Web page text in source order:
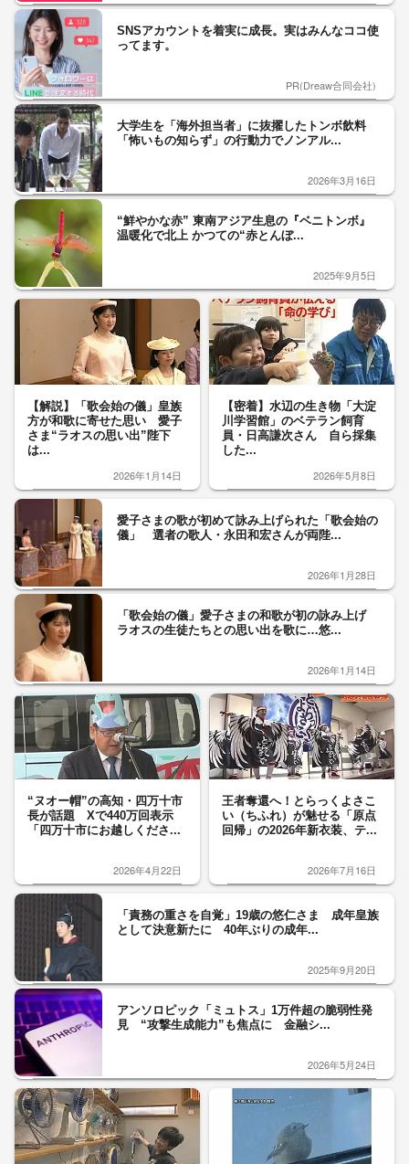
SNSアカウントを着実に成長。実はみんなココ使
ってます。
PR(Dreaw合同会社)
大学生を「海外担当者」に抜擢したトンボ飲料
「怖いもの知らず」の行動力でノンアル...
2026年3月16日
“鮮やかな赤” 東南アジア生息の『ベニトンボ』
温暖化で北上 かつての“赤とんぼ...
2025年9月5日
【解説】「歌会始の儀」皇族
方が和歌に寄せた思い 愛子
さま“ラオスの思い出”陛下
は...
2026年1月14日
【密着】水辺の生き物「大淀
川学習館」のベテラン飼育
員・日高謙次さん 自ら採集
した...
2026年5月8日
愛子さまの歌が初めて詠み上げられた「歌会始の
儀」 選者の歌人・永田和宏さんが両陛...
2026年1月28日
「歌会始の儀」愛子さまの和歌が初の詠み上げ
ラオスの生徒たちとの思い出を歌に…悠...
2026年1月14日
“ヌオー帽”の高知・四万十市
長が話題 Xで440万回表示
「四万十市にお越しくださ...
2026年4月22日
王者奪還へ！とらっくよさこ
い（ちふれ）が魅せる「原点
回帰」の2026年新衣装、テ...
2026年7月16日
「責務の重さを自覚」19歳の悠仁さま 成年皇族
として決意新たに 40年ぶりの成年...
2025年9月20日
アンソロピック「ミュトス」1万件超の脆弱性発
見 “攻撃生成能力”も焦点に 金融シ...
2026年5月24日